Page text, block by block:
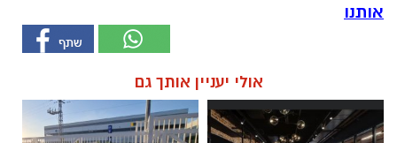
אותנו
אולי יעניין אותך גם